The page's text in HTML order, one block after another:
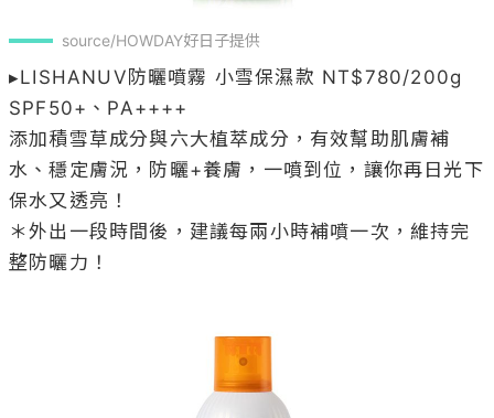
source/HOWDAY好日子提供
▸LISHANUV防曬噴霧 小雪保濕款 NT$780/200g
SPF50+、PA++++
添加積雪草成分與六大植萃成分，有效幫助肌膚補
水、穩定膚況，防曬+養膚，一噴到位，讓你再日光下
保水又透亮！
＊外出一段時間後，建議每兩小時補噴一次，維持完